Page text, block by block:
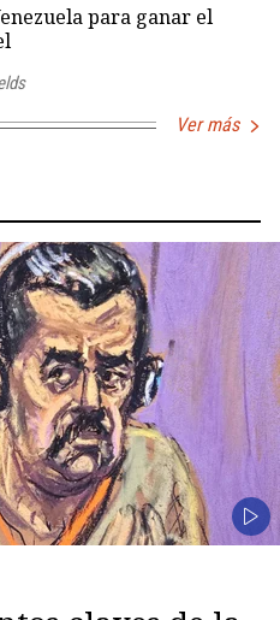
para ganar el
Ver más